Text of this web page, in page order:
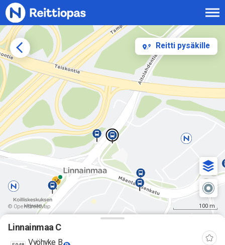
Siirry sisältöön
Reitti pysäkille
© OpenStreetMap 100 m
Linnainmaa C
Vyöhyke B